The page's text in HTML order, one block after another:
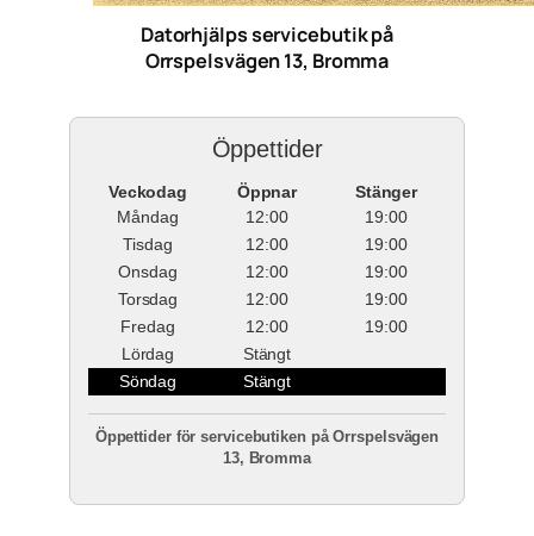
Datorhjälps servicebutik på
Orrspelsvägen 13, Bromma
Öppettider
Veckodag Öppnar
Stänger
Måndag
12:00
19:00
Tisdag
12:00
19:00
Onsdag
12:00
19:00
Torsdag
12:00
19:00
Fredag
12:00
19:00
Lördag
Stängt
Söndag
Stängt
Öppettider för servicebutiken på Orrspelsvägen
13, Bromma